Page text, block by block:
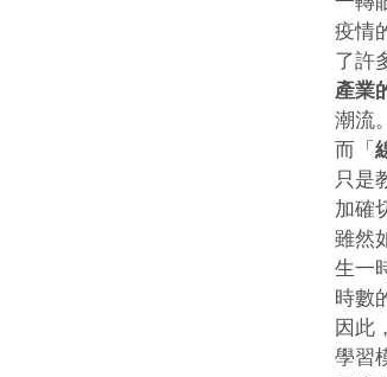
疫情
了許
產業
潮流。
而「
只是
加確
雖然
生一
時數
因此
學習